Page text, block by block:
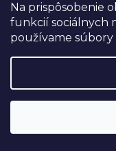
Na prispôsobenie
funkcií sociálnych
používame súbory
Sledujte nás